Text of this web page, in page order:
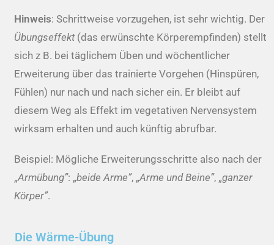
Hinweis: Schrittweise vorzugehen, ist sehr wichtig. Der
Übungseffekt(das erwünschte Körperempfinden) stellt
sich z B. bei täglichem Üben und wöchentlicher
Erweiterung über das trainierte Vorgehen (Hinspüren,
Fühlen) nur nach und nach sicher ein. Er bleibt auf
diesem Weg als Effekt im vegetativen Nervensystem
wirksam erhalten und auch künftig abrufbar.
Beispiel: Mögliche Erweiterungsschritte also nach der
„Armübung”: „beide Arme”, „Arme und Beine”, „ganzer
Körper”.
Die Wärme-Übung